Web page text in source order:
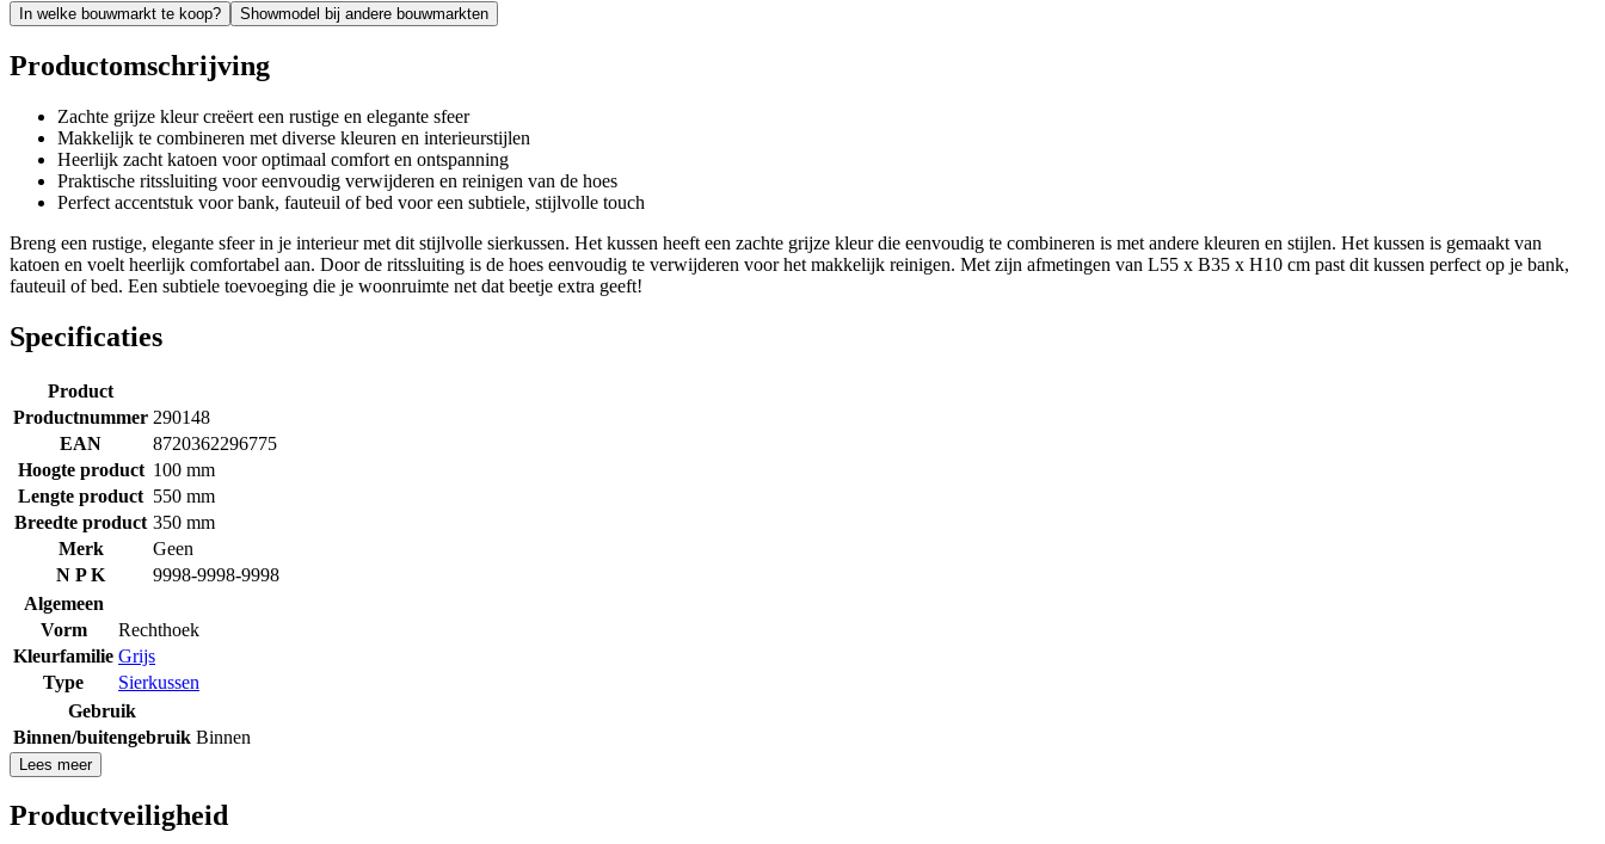
In welke bouwmarkt te koop? Showmodel bij andere bouwmarkten
Productomschrijving
Zachte grijze kleur creëert een rustige en elegante sfeer
Makkelijk te combineren met diverse kleuren en interieurstijlen
Heerlijk zacht katoen voor optimaal comfort en ontspanning
Praktische ritssluiting voor eenvoudig verwijderen en reinigen van de hoes
Perfect accentstuk voor bank, fauteuil of bed voor een subtiele, stijlvolle touch
Breng een rustige, elegante sfeer in je interieur met dit stijlvolle sierkussen. Het kussen heeft een zachte grijze kleur die eenvoudig te combineren is met andere kleuren en stijlen. Het kussen is gemaakt van
katoen en voelt heerlijk comfortabel aan. Door de ritssluiting is de hoes eenvoudig te verwijderen voor het makkelijk reinigen. Met zijn afmetingen van L55 x B35 x H10 cm past dit kussen perfect op je bank,
fauteuil of bed. Een subtiele toevoeging die je woonruimte net dat beetje extra geeft!
Specificaties
Product
Productnummer 290148
EAN
8720362296775
Hoogte product 100 mm
Lengte product 550 mm
Breedte product 350 mm
Merk
Geen
N P K
9998-9998-9998
Algemeen
Vorm
Rechthoek
Kleurfamilie Grijs
Type
Sierkussen
Gebruik
Binnen/buitengebruik Binnen
Lees meer
Productveiligheid